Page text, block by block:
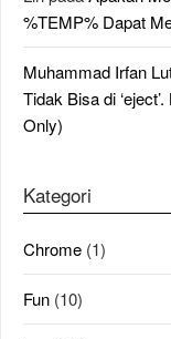
%TEMP% Dapat
Muhammad Irfan
Tidak Bisa di
Only)
Kategori
Chrome (1)
Fun (10)